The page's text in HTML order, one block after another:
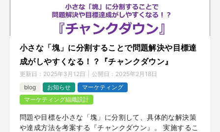
小さな「塊」に分割することで問題解決や目標達
成がしやすくなる！？『チャンクダウン』
更新日： 2025年3月12日 公開日： 2025年2月18日
blog
お知らせ
マーケティング
マーケティング組織設計
問題や目標を小さな「塊」に分割して、具体的な解決策
や達成方法を考案する『チャンクダウン』。 実施するこ